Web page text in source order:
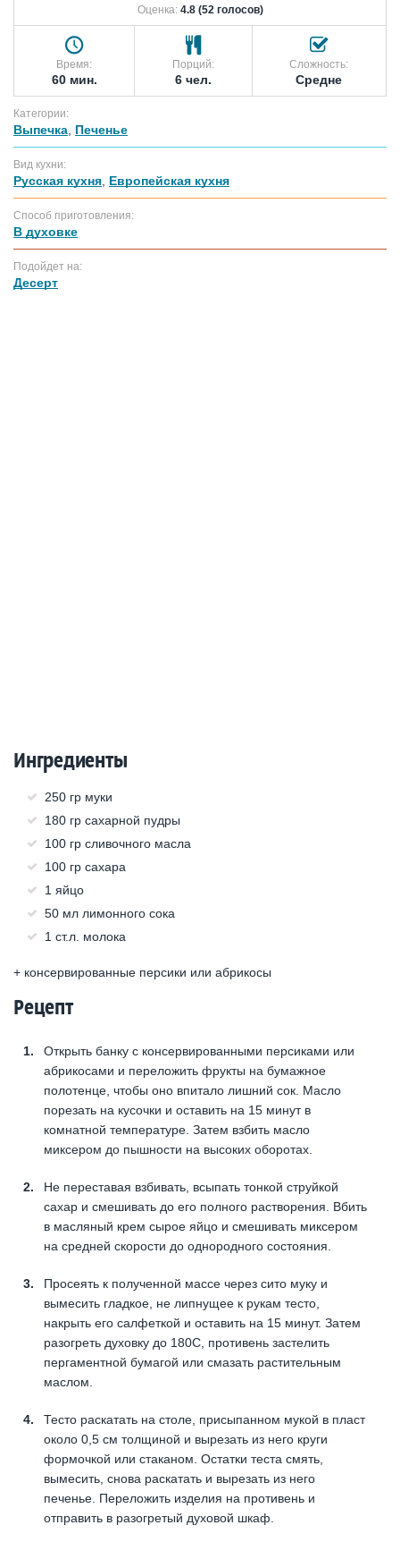
Оценка: 4.8 (52 голосов)
Время:
60 мин.
Порций:
6 чел.
Сложность:
Средне
Категории:
Выпечка Печенье
Вид кухни:
Русская кухня Европейская кухня
Способ приготовления:
В духовке
Подойдет на:
Десерт
Ингредиенты
250 гр муки
180 гр сахарной пудры
100 гр сливочного масла
100 гр сахара
1 яйцо
50 мл лимонного сока
1 ст.л. молока
+ консервированные персики или абрикосы
Рецепт
Открыть банку с консервированными персиками или
абрикосами и переложить фрукты на бумажное
полотенце, чтобы оно впитало лишний сок. Масло
порезать на кусочки и оставить на 15 минут в
комнатной температуре. Затем взбить масло
миксером до пышности на высоких оборотах.
Не переставая взбивать, всыпать тонкой струйкой
сахар и смешивать до его полного растворения. Вбить
в масляный крем сырое яйцо и смешивать миксером
на средней скорости до однородного состояния.
Просеять к полученной массе через сито муку и
вымесить гладкое, не липнущее к рукам тесто,
накрыть его салфеткой и оставить на 15 минут. Затем
разогреть духовку до 180С, противень застелить
пергаментной бумагой или смазать растительным
маслом.
Тесто раскатать на столе, присыпанном мукой в пласт
около 0,5 см толщиной и вырезать из него круги
формочкой или стаканом. Остатки теста смять,
вымесить, снова раскатать и вырезать из него
печенье. Переложить изделия на противень и
отправить в разогретый духовой шкаф.